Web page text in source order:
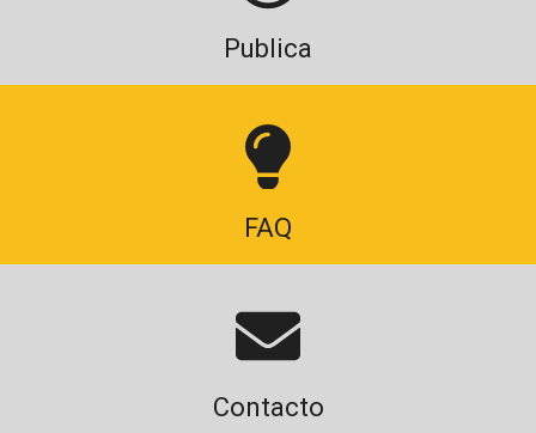
Publica
FAQ
Contacto